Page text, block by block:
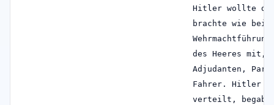
Hitler wollte die
brachte wie bei
des Heeres mit,
Adjudanten,
Fahrer. Hitler
verteilt,